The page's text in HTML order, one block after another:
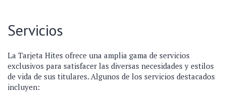
Servicios
La Tarjeta Hites ofrece una amplia gama de servicios
exclusivos para satisfacer las diversas necesidades y estilos
de vida de sus titulares. Algunos de los servicios destacados
incluyen: